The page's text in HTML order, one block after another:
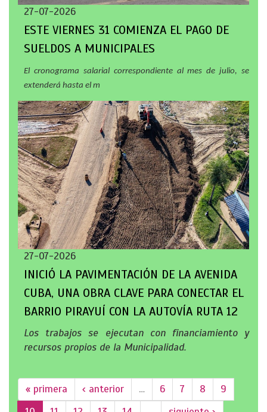
27-07-2026
ESTE VIERNES 31 COMIENZA EL PAGO DE
SUELDOS A MUNICIPALES
El cronograma salarial correspondiente al mes de julio, se
extenderá hasta el m
27-07-2026
INICIÓ LA PAVIMENTACIÓN DE LA AVENIDA
CUBA, UNA OBRA CLAVE PARA CONECTAR EL
BARRIO PIRAYUÍ CON LA AUTOVÍA RUTA 12
Los trabajos se ejecutan con financiamiento y
recursos propios de la Municipalidad.
« primera ‹ anterior … 6 7 8
9